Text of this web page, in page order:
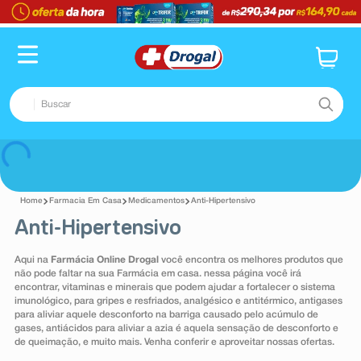
Buscar
Farmacia Em Casa Medicamentos Anti-Hipertensivo
Anti-Hipertensivo
Aqui na Farmácia Online Drogal você encontra os melhores produtos que
não pode faltar na sua Farmácia em casa. nessa página você irá
encontrar, vitaminas e minerais que podem ajudar a fortalecer o sistema
imunológico, para gripes e resfriados, analgésico e antitérmico, antigases
para aliviar aquele desconforto na barriga causado pelo acúmulo de
gases, antiácidos para aliviar a azia é aquela sensação de desconforto e
de queimação, e muito mais. Venha conferir e aproveitar nossas ofertas.
TERMOS MAIS BUSCADOS
1º fralda
2º dipirona
3
4º
6º desodorante
7º esmalte
8º teste gravidez
9º absorvente
10ºshampoo
TERMOS MAIS BUSCADOS
dipirona
3º lenço umedecido
4º tadalafila
5º minoxidil
6º desodorante
º
esmalte